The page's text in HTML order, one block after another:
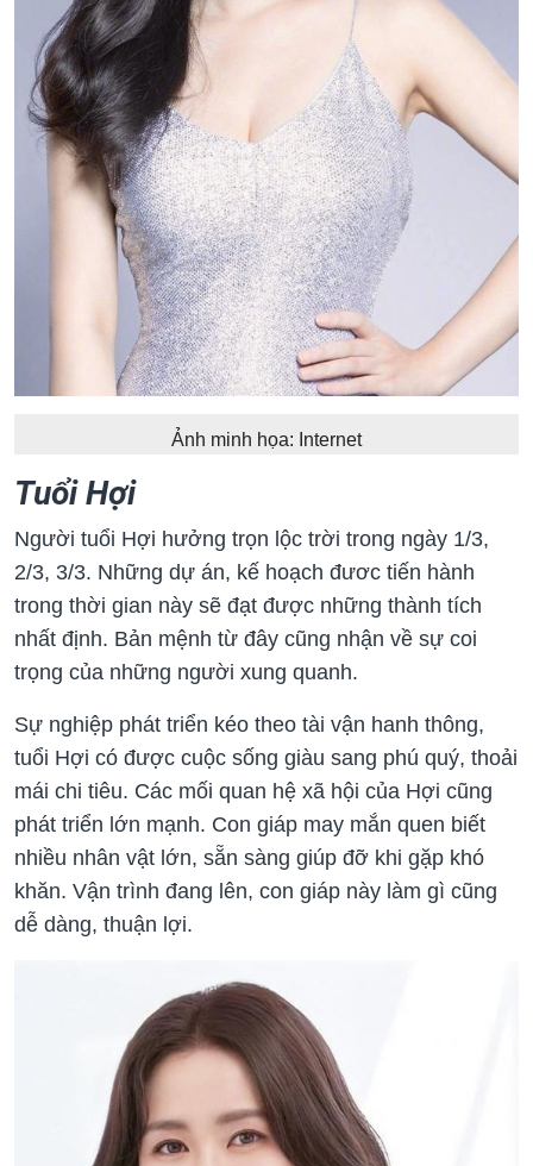
Ảnh minh họa: Internet
Tuổi Hợi
Người tuổi Hợi hưởng trọn lộc trời trong ngày 1/3,
2/3, 3/3. Những dự án, kế hoạch đươc tiến hành
trong thời gian này sẽ đạt được những thành tích
nhất định. Bản mệnh từ đây cũng nhận về sự coi
trọng của những người xung quanh.
Sự nghiệp phát triển kéo theo tài vận hanh thông,
tuổi Hợi có được cuộc sống giàu sang phú quý, thoải
mái chi tiêu. Các mối quan hệ xã hội của Hợi cũng
phát triển lớn mạnh. Con giáp may mắn quen biết
nhiều nhân vật lớn, sẵn sàng giúp đỡ khi gặp khó
khăn. Vận trình đang lên, con giáp này làm gì cũng
dễ dàng, thuận lợi.